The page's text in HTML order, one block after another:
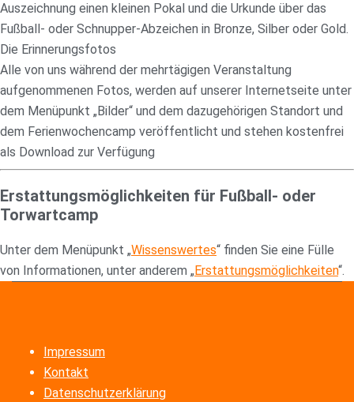
Auszeichnung einen kleinen Pokal und die Urkunde über das
Fußball- oder Schnupper-Abzeichen in Bronze, Silber oder Gold.
Die Erinnerungsfotos
Alle von uns während der mehrtägigen Veranstaltung
aufgenommenen Fotos, werden auf unserer Internetseite unter
dem Menüpunkt „Bilder“ und dem dazugehörigen Standort und
dem Ferienwochencamp veröffentlicht und stehen kostenfrei
als Download zur Verfügung
Erstattungsmöglichkeiten für Fußball- oder
Torwartcamp
Unter dem Menüpunkt „Wissenswertes“ finden Sie eine Fülle
von Informationen, unter anderem „ Erstattungsmöglichkeiten“.
Impressum
Kontakt
Datenschutzerklärung